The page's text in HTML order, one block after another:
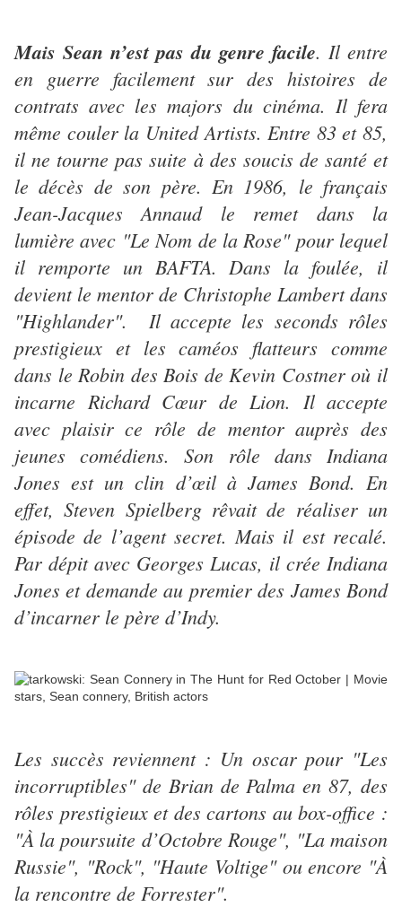
Mais Sean n’est pas du genre facile. Il entre
en guerre facilement sur des histoires de
contrats avec les majors du cinéma. Il fera
même couler la United Artists. Entre 83 et 85,
il ne tourne pas suite à des soucis de santé et
le décès de son père. En 1986, le français
Jean-Jacques Annaud le remet dans la
lumière avec "Le Nom de la Rose" pour lequel
il remporte un BAFTA. Dans la foulée, il
devient le mentor de Christophe Lambert dans
"Highlander". Il accepte les seconds rôles
prestigieux et les caméos flatteurs comme
dans le Robin des Bois de Kevin Costner où il
incarne Richard Cœur de Lion. Il accepte
avec plaisir ce rôle de mentor auprès des
jeunes comédiens. Son rôle dans Indiana
Jones est un clin d’œil à James Bond. En
effet, Steven Spielberg rêvait de réaliser un
épisode de l’agent secret. Mais il est recalé.
Par dépit avec Georges Lucas, il crée Indiana
Jones et demande au premier des James Bond
d’incarner le père d’Indy.
Les succès reviennent : Un oscar pour "Les
incorruptibles" de Brian de Palma en 87, des
rôles prestigieux et des cartons au box-office :
"À la poursuite d’Octobre Rouge", "La maison
Russie", "Rock", "Haute Voltige" ou encore "À
la rencontre de Forrester".